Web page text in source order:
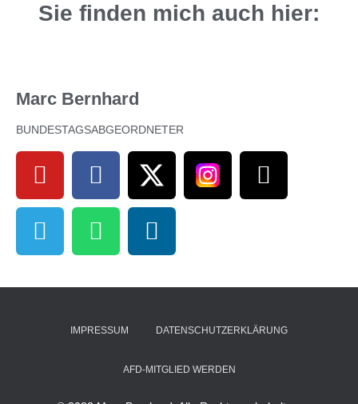
Sie finden mich auch hier:
Marc Bernhard
BUNDESTAGSABGEORDNETER
IMPRESSUM DATENSCHUTZERKLÄRUNG
AFD-MITGLIED WERDEN